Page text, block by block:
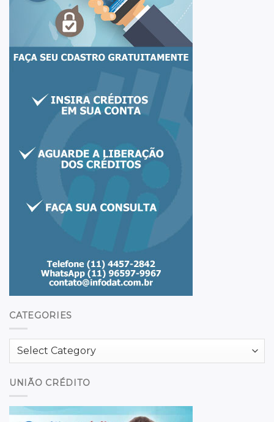
CATEGORIES
UNIÃO CRÉDITO